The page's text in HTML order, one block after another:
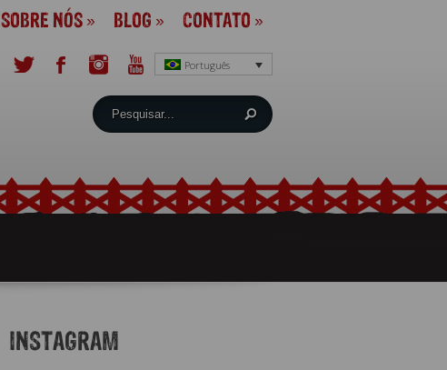
Português
SOBRE NÓS » BLOG » CONTATO »
INSTAGRAM